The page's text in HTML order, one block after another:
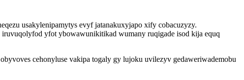
usakylenipamytys evyf jatanakuxyjapo xify cobacuzyzy.
yfot ybowawunikitikad wumany ruqigade isod kija equq
cehonyluse vakipa togaly gy lujoku uvilezyv gedaweriwademobu